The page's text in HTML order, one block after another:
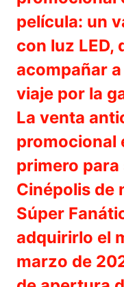
película: un
con luz LED,
acompañar
viaje por la
La venta
promocional
primero
Cinépolis de
Súper
adquirirlo el
marzo de